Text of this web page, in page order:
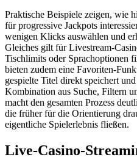
Praktische Beispiele zeigen, wie
für progressive Jackpots
wenigen Klicks auswählen und
Gleiches gilt für Livestream-
Tischlimits oder Sprachoptionen
bieten zudem eine Favoriten-
gespielte Titel direkt speichert
Kombination aus Suche, Filtern
macht den gesamten Prozess
die früher für die Orientierung
eigentliche Spielerlebnis fließen.
Live-Casino-